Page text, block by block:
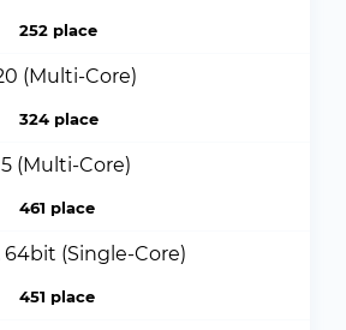
252 place
(Multi-Core)
324 place
(Multi-Core)
461 place
(Single-Core)
451 place